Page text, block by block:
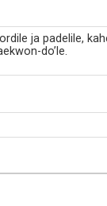
ja padelile,
do’le.